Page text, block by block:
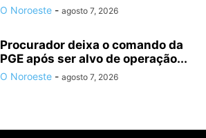
O Noroeste - agosto 7, 2026
Procurador deixa o comando da
PGE após ser alvo de operação...
O Noroeste - agosto 7, 2026